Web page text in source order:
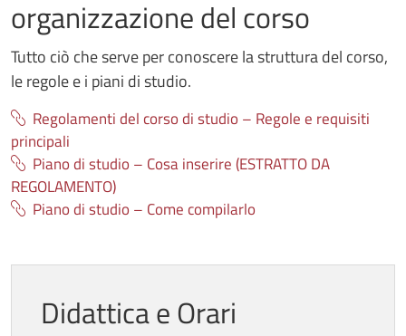
organizzazione del corso
Tutto ciò che serve per conoscere la struttura del corso,
le regole e i piani di studio.
Regolamenti del corso di studio – Regole e requisiti
principali
Piano di studio – Cosa inserire (ESTRATTO DA
REGOLAMENTO)
Piano di studio – Come compilarlo
Didattica e Orari